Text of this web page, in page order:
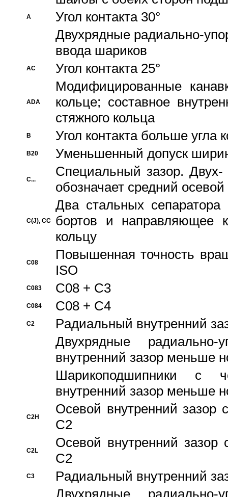
A
Угол контакта 30°
Двухрядные радиально-
ввода шариков
AC Угол контакта 25°
ADA
Модифицированные
кольце; составное
стяжного кольца
B Угол контакта больше угла
B20 Уменьшенный допуск
C...
Специальный зазор.
обозначает средний
C(J), CC
Два стальных сепаратора
бортов и направляющее
кольцу
C08
Повышенная точность
ISO
C083 C08 + C3
C084 C08 + C4
C2
Pадиальный внутренний
Двухрядные радиально-
внутренний зазор меньше
Шарикоподшипники с
внутренний зазор меньше
C2H
Осевой внутренний зазор
C2
C2L
Осевой внутренний зазор
C2
C3
Pадиальный внутренний
Двухрядные